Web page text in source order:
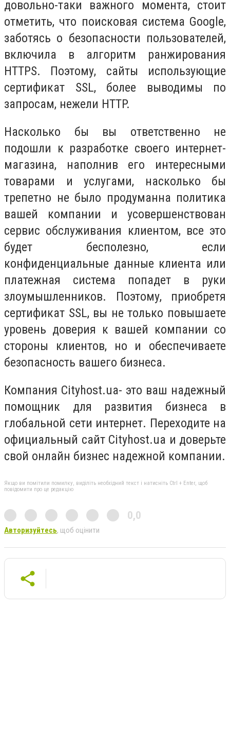
довольно-таки важного момента, стоит
отметить, что поисковая система Google,
заботясь о безопасности пользователей,
включила в алгоритм ранжирования
HTTPS. Поэтому, сайты использующие
сертификат SSL, более выводимы по
запросам, нежели HTTP.
Насколько бы вы ответственно не
подошли к разработке своего интернет-
магазина, наполнив его интересными
товарами и услугами, насколько бы
трепетно не было продуманна политика
вашей компании и усовершенствован
сервис обслуживания клиентом, все это
будет бесполезно, если
конфиденциальные данные клиента или
платежная система попадет в руки
злоумышленников. Поэтому, приобретя
сертификат SSL, вы не только повышаете
уровень доверия к вашей компании со
стороны клиентов, но и обеспечиваете
безопасность вашего бизнеса.
Компания Cityhost.ua- это ваш надежный
помощник для развития бизнеса в
глобальной сети интернет. Переходите на
официальный сайт Cityhost.ua и доверьте
свой онлайн бизнес надежной компании.
Якщо ви помітили помилку, виділіть необхідний текст і натисніть Ctrl + Enter, щоб
повідомити про це редакцію
0,0
Авторизуйтесь, щоб оцінити